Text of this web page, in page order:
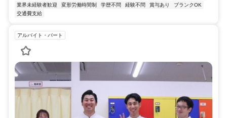
業界未経験者歓迎 変形労働時間制 学歴不問 経験不問 賞与あり
ブランクOK
交通費支給
アルバイト・パート